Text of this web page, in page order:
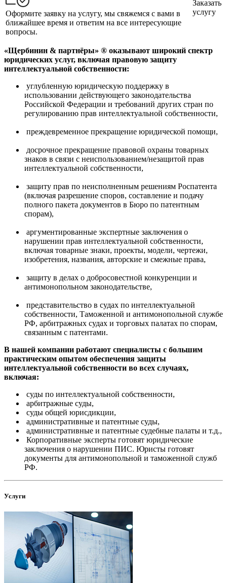
Оформите заявку на услугу, мы свяжемся с вами в
ближайшее время и ответим на все интересующие
вопросы.
Заказать
услугу
«Щербинин & партнёры» ® оказывают широкий спектр
юридических услуг, включая правовую защиту
интеллектуальной собственности:
углубленную юридическую поддержку в
использовании действующего законодательства
Российской Федерации и требований других стран по
регулированию прав интеллектуальной собственности,
преждевременное прекращение юридической помощи,
досрочное прекращение правовой охраны товарных
знаков в связи с неиспользованием/незащитой прав
интеллектуальной собственности,
защиту прав по неисполненным решениям Роспатента
(включая разрешение споров, составление и подачу
полного пакета документов в Бюро по патентным
спорам),
аргументированные экспертные заключения о
нарушении прав интеллектуальной собственности,
включая товарные знаки, проекты, модели, чертежи,
изобретения, названия, авторские и смежные права,
защиту в делах о добросовестной конкуренции и
антимонопольном законодательстве,
представительство в судах по интеллектуальной
собственности, Таможенной и антимонопольной службе
РФ, арбитражных судах и торговых палатах по спорам,
связанным с патентами.
В нашей компании работают специалисты с большим
практическим опытом обеспечения защиты
интеллектуальной собственности во всех случаях,
включая:
суды по интеллектуальной собственности,
арбитражные суды,
суды общей юрисдикции,
административные и патентные суды,
административные и патентные судебные палаты и т.д.,
Корпоративные эксперты готовят юридические
заключения о нарушении ПИС. Юристы готовят
документы для антимонопольной и таможенной служб
РФ.
Услуги